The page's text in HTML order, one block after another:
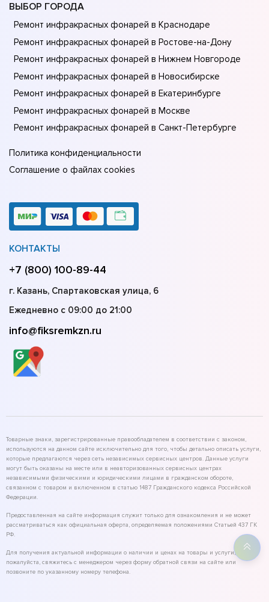
ВЫБОР ГОРОДА
Ремонт инфракрасных фонарей в Краснодаре
Ремонт инфракрасных фонарей в Ростове-на-Донy
Ремонт инфракрасных фонарей в Нижнем Новгороде
Ремонт инфракрасных фонарей в Новосибирске
Ремонт инфракрасных фонарей в Екатеринбурге
Ремонт инфракрасных фонарей в Москве
Ремонт инфракрасных фонарей в Санкт-Петербурге
Политика конфиденциальности
Соглашение о файлах cookies
КОНТАКТЫ
+7 (800) 100-89-44
г. Казань, Спартаковская улица, 6
Ежедневно с 09:00 до 21:00
info@fiksremkzn.ru
Товарные знаки, зарегистрированные правообладателем в соответствии с законом,
используются на данном сайте исключительно для того, чтобы детально описать услуги,
которые предлагаются через сеть независимых сервисных центров. Данные услуги
могут быть оказаны на месте или в неавторизованных сервисных центрах
независимыми физическими и юридическими лицами в гражданском обороте,
связанном с товаром и включенном в статью 1487 Гражданского кодекса Российской
Федерации.
Предоставленная на сайте информация служит только для ознакомления и не может
рассматриваться как официальная оферта, определяемая положениями Статьей 437 ГК
РФ.
Для получения актуальной информации о наличии и ценах на товары и услуги,
пожалуйста, свяжитесь с менеджером через форму обратной связи на сайте или
позвоните по указанному номеру телефона.